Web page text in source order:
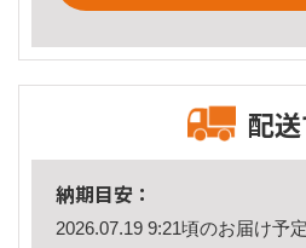
配
納期目安：
2026.07.19 9:21頃のお届け予定